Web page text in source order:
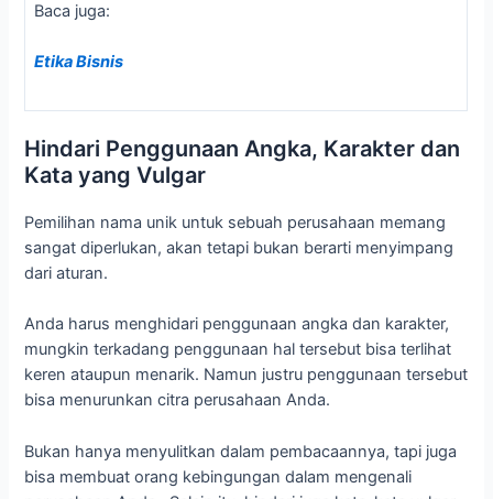
Baca juga:
Etika Bisnis
Hindari Penggunaan Angka, Karakter dan
Kata yang Vulgar
Pemilihan nama unik untuk sebuah perusahaan memang
sangat diperlukan, akan tetapi bukan berarti menyimpang
dari aturan.
Anda harus menghidari penggunaan angka dan karakter,
mungkin terkadang penggunaan hal tersebut bisa terlihat
keren ataupun menarik. Namun justru penggunaan tersebut
bisa menurunkan citra perusahaan Anda.
Bukan hanya menyulitkan dalam pembacaannya, tapi juga
bisa membuat orang kebingungan dalam mengenali